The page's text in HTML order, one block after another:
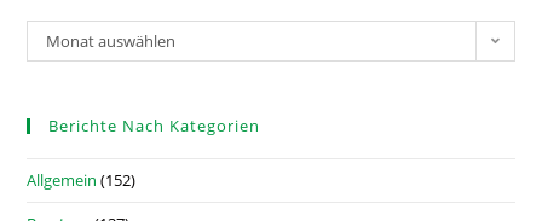
Monat auswählen
Berichte Nach Kategorien
Allgemein (152)